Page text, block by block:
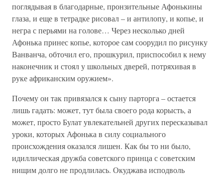
поглядывая в благодарные, пронзительные Афонькины
глаза, и еще в тетрадке рисовал – и антилопу, и копье, и
негра с перьями на голове… Через несколько дней
Афонька принес копье, которое сам соорудил по рисунку
Ванванча, обточил его, прошкурил, приспособил к нему
наконечник и стоял у школьных дверей, потряхивая в
руке африканским оружием».
Почему он так привязался к сыну парторга – остается
лишь гадать: может, тут была своего рода корысть, а
может, просто Булат увлекательней других пересказывал
уроки, которых Афонька в силу социального
происхождения оказался лишен. Как бы то ни было,
идиллическая дружба советского принца с советским
нищим долго не продлилась. Окуджава исподволь